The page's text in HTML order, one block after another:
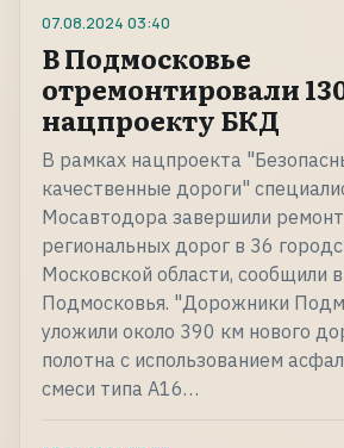
07.08.2024 03:40
В Подмосковье
отремонтировали
нацпроекту БКД
В рамках нацпроекта
качественные дороги"
Мосавтодора завершили
региональных дорог в 36
Московской области, сообщили
Подмосковья. "Дорожники
уложили около 390 км нового
полотна с использованием
смеси типа А16…